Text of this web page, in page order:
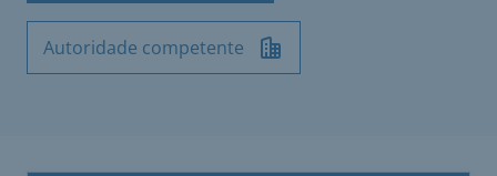
Autoridade competente